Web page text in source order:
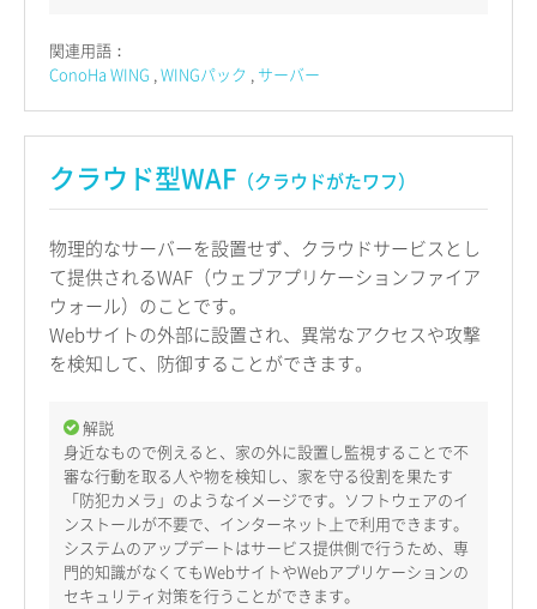
関連用語：
ConoHa WING WINGパック サーバー
クラウド型WAF （クラウドがたワフ）
物理的なサーバーを設置せず、クラウドサービスとし
て提供されるWAF（ウェブアプリケーションファイア
ウォール）のことです。
Webサイトの外部に設置され、異常なアクセスや攻撃
を検知して、防御することができます。
解説
身近なもので例えると、家の外に設置し監視することで不
審な行動を取る人や物を検知し、家を守る役割を果たす
「防犯カメラ」のようなイメージです。ソフトウェアのイ
ンストールが不要で、インターネット上で利用できます。
システムのアップデートはサービス提供側で行うため、専
門的知識がなくてもWebサイトやWebアプリケーションの
セキュリティ対策を行うことができます。